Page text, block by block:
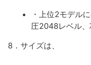
・上位2モデル
圧2048レベル、
8．サイズは、